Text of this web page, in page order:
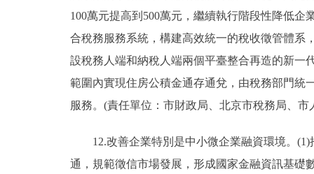
100萬元提高到500萬元，繼續執行階段性降低
合稅務服務系統，構建高效統一的稅收徵管體系
設稅務人端和納稅人端兩個平臺整合再造的新一
範圍內實現住房公積金通存通兌，由稅務部門統
服務。(責任單位：市財政局、北京市稅務局、
12.改善企業特別是中小微企業融資環境。(1)
通，規範徵信市場發展，形成國家金融資訊基礎